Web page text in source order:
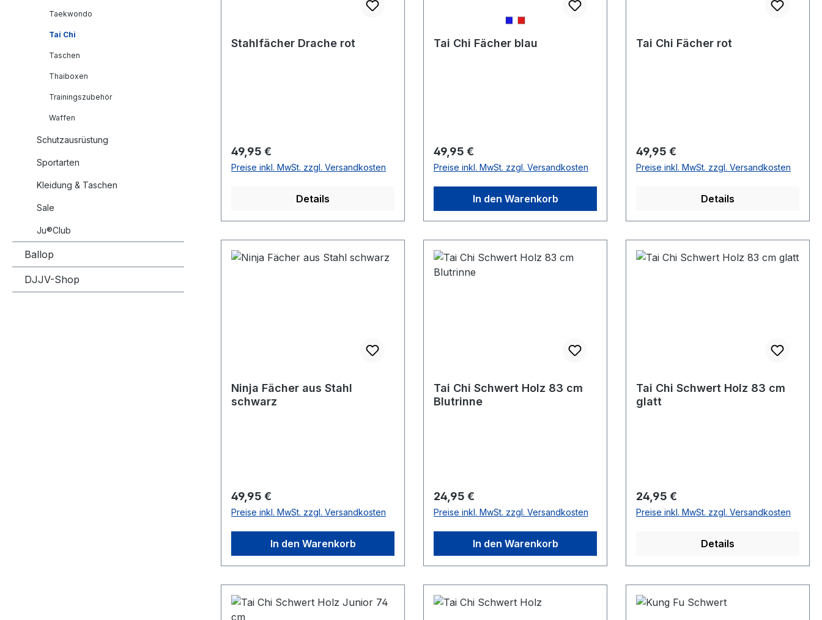
Taekwondo
Tai Chi
Taschen
Thaiboxen
Trainingszubehör
Waffen
Schutzausrüstung
Sportarten
Kleidung & Taschen
Sale
Ju®Club
Ballop
DJJV-Shop
Stahlfächer Drache rot
Regulärer Preis:
49,95 €
Preise inkl. MwSt. zzgl. Versandkosten
Details
Tai Chi Fächer blau
Regulärer Preis:
49,95 €
Preise inkl. MwSt. zzgl. Versandkosten
In den Warenkorb
Tai Chi Fächer rot
Regulärer Preis:
49,95 €
Preise inkl. MwSt. zzgl. Versandkosten
Details
Ninja Fächer aus Stahl
schwarz
Regulärer Preis:
49,95 €
Preise inkl. MwSt. zzgl. Versandkosten
In den Warenkorb
Tai Chi Schwert Holz 83 cm
Blutrinne
Regulärer Preis:
24,95 €
Preise inkl. MwSt. zzgl. Versandkosten
In den Warenkorb
Tai Chi Schwert Holz 83 cm
glatt
Regulärer Preis:
24,95 €
Preise inkl. MwSt. zzgl. Versandkosten
Details